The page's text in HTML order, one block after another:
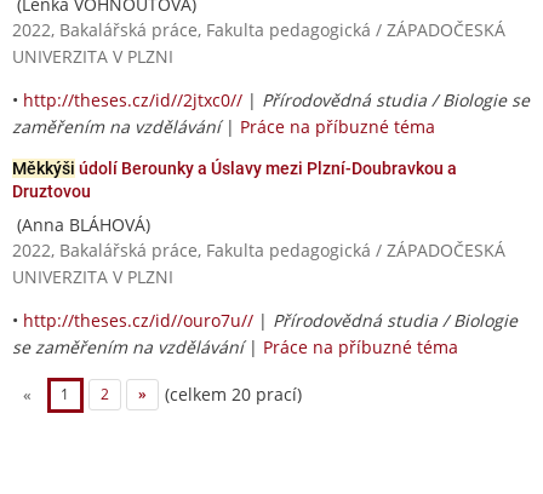
2022, Bakalářská práce, Fakulta pedagogická / ZÁPADOČESKÁ
UNIVERZITA V PLZNI
• http://theses.cz/id//2jtxc0// | Přírodovědná studia / Biologie se
zaměřením na vzdělávání| Práce na příbuzné téma
Měkkýši údolí Berounky a Úslavy mezi Plzní-Doubravkou a
Druztovou
(Anna BLÁHOVÁ)
2022, Bakalářská práce, Fakulta pedagogická / ZÁPADOČESKÁ
UNIVERZITA V PLZNI
• http://theses.cz/id//ouro7u// | Přírodovědná studia / Biologie
se zaměřením na vzdělávání| Práce na příbuzné téma
« 1 2 » (celkem 20 prací)